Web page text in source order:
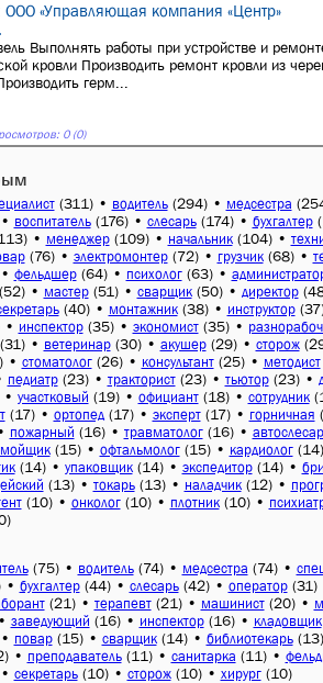
ООО «Управляющая компания «Центр»
Выполнять работы при устройстве и
кровли Производить ремонт кровли из
герм...
0 (0)
(311)• водитель (294)• медсестра
воспитатель (176)• слесарь (174)• бухгалтер
• менеджер (109)• начальник (104)•
(76)• электромонтер (72)• грузчик (68)•
фельдшер (64)• психолог (63)•
(52)• мастер (51)• сварщик (50)• директор
(40)• монтажник (38)• инструктор
• инспектор (35)• экономист (35)•
(31)• ветеринар (30)• акушер (29)• сторож
• стоматолог (26)• консультант (25)• методист
педиатр (23)• тракторист (23)• тьютор (23)•
участковый (19)• официант (18)• сотрудник
(17)• ортопед (17)• эксперт (17)• горничная
пожарный (16)• травматолог (16)•
мойщик (15)• офтальмолог (15)• кардиолог (14)
(14)• упаковщик (14)• экспедитор (14)•
(13)• токарь (13)• наладчик (12)•
(10)• онколог (10)• плотник (10)•
(75)• водитель (74)• медсестра (74)•
• бухгалтер (44)• слесарь (42)• оператор (31)
(21)• терапевт (21)• машинист (20)•
заведующий (16)• инспектор (16)• кладовщик
повар (15)• сварщик (14)• библиотекарь (13)
• преподаватель (11)• санитарка (11)•
секретарь (10)• сторож (10)• хирург (10)